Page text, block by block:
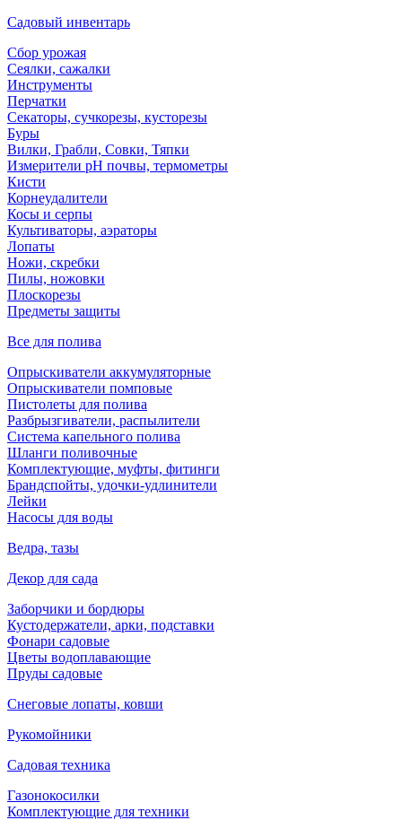
Садовый инвентарь
Сбор урожая
Сеялки, сажалки
Инструменты
Перчатки
Секаторы, сучкорезы, кусторезы
Буры
Вилки, Грабли, Совки, Тяпки
Измерители pH почвы, термометры
Кисти
Корнеудалители
Косы и серпы
Культиваторы, аэраторы
Лопаты
Ножи, скребки
Пилы, ножовки
Плоскорезы
Предметы защиты
Все для полива
Опрыскиватели аккумуляторные
Опрыскиватели помповые
Пистолеты для полива
Разбрызгиватели, распылители
Система капельного полива
Шланги поливочные
Комплектующие, муфты, фитинги
Брандспойты, удочки-удлинители
Лейки
Насосы для воды
Ведра, тазы
Декор для сада
Заборчики и бордюры
Кустодержатели, арки, подставки
Фонари садовые
Цветы водоплавающие
Пруды садовые
Снеговые лопаты, ковши
Рукомойники
Садовая техника
Газонокосилки
Комплектующие для техники